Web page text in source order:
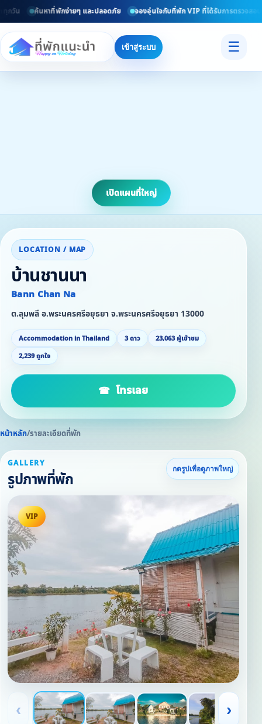
วัน ค้นหาที่พักง่ายๆ และปลอดภัย จองอุ่นใจกับที่พัก VIP ที่ได้รับการตรวจสอบแ
เข้าสู่ระบบ ☰
เปิดแผนที่ใหญ่
LOCATION / MAP
บ้านชานนา
Bann Chan Na
ต.ลุมพลี อ.พระนครศรีอยุธยา จ.พระนครศรีอยุธยา 13000
Accommodation in Thailand 3 ดาว
23,063 ผู้เข้าชม
2,239 ถูกใจ
โทรเลย
หน้าหลัก/รายละเอียดที่พัก
GALLERY
รูปภาพที่พัก
กดรูปเพื่อดูภาพใหญ่
VIP
‹ ›